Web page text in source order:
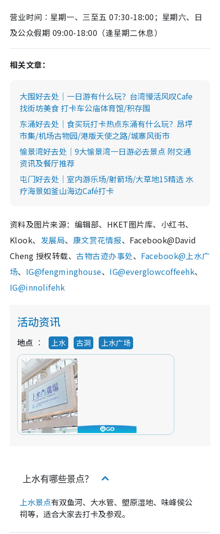
营业时间︰星期一、三至五 07:30-18:00；星期六、日
及公众假期 09:00-18:00（逢星期二休息）
相关文章：
大围好去处｜一日游有什么玩？台湾慢活风叹Cafe
找街坊美食 打卡车公庙体育馆/积存围
东涌好去处｜食买玩打卡热点东涌有什么玩？昂坪
市集/机场古物园/港版天使之路/城寨风街市
愉景湾好去处｜9大愉景湾一日游必去景点 附交通
资讯及餐厅推荐
屯门好去处｜室内游乐场/射箭场/大草地15精选 水
疗海景如釜山海边Café打卡
资料及图片来源：编辑部、HKET图片库、小红书、
Klook、 发展局、 康文赏花情报、Facebook@David
Cheng 授权转载、古物古迹办事处、 Facebook@上水广
场、 IG@fengminghouse、 IG@everglowcoffeehk、
IG@innolifehk
活动资讯
地点 上水 古洞 上水广场
上水有哪些景点？
上水景点有双鱼河、大水管、塱原湿地、味峰侯公
祠等，适合大家去打卡及参观。